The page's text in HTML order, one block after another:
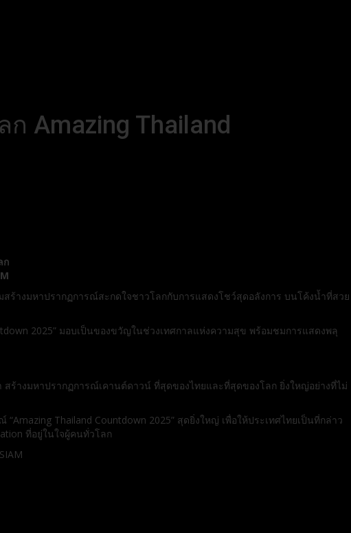
Amazing Thailand
ก
างมหาปรากฏการณ์สะกดใจชาวโลกกับการแสดงโชว์สุดอลังการ บนโค้งน้ำที่สวย
2025” มอบเป็นของขวัญในช่วงเทศกาลแห่งความสุข พร้อมชมการแสดงพลุ
ร้างมหาปรากฏการณ์เคานต์ดาวน์ ที่สุดของไทยและที่สุดของโลก ยิ่งใหญ่อย่างที่ไม่
Thailand Countdown 2025” สุดยิ่งใหญ่ เพื่อให้ประเทศไทยเป็นที่กล่าว
ที่อยู่ในใจผู้คนทั่วโลก